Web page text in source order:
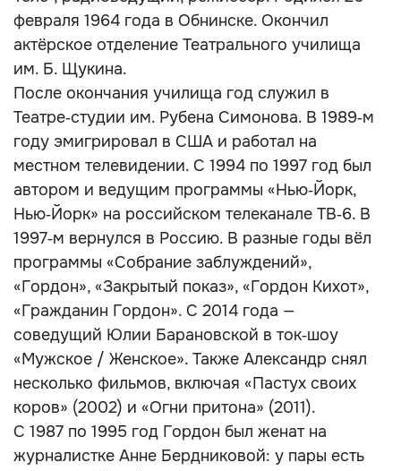
февраля 1964 года в Обнинске. Окончил
актёрское отделение Театрального училища
им. Б. Щукина.
После окончания училища год служил в
Театре‑студии им. Рубена Симонова. В 1989‑м
году эмигрировал в США и работал на
местном телевидении. С 1994 по 1997 год был
автором и ведущим программы «Нью‑Йорк,
Нью‑Йорк» на российском телеканале ТВ‑6. В
1997‑м вернулся в Россию. В разные годы вёл
программы «Собрание заблуждений»,
«Гордон», «Закрытый показ», «Гордон Кихот»,
«Гражданин Гордон». С 2014 года —
соведущий Юлии Барановской в ток‑шоу
«Мужское / Женское». Также Александр снял
несколько фильмов, включая «Пастух своих
коров» (2002) и «Огни притона» (2011).
С 1987 по 1995 год Гордон был женат на
журналистке Анне Бердниковой: у пары есть